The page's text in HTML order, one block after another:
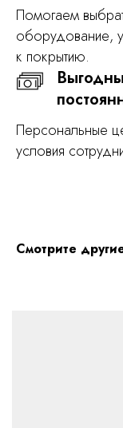
Помогаем
оборудование,
к покрытию.
Персональные
условия
Смотрите